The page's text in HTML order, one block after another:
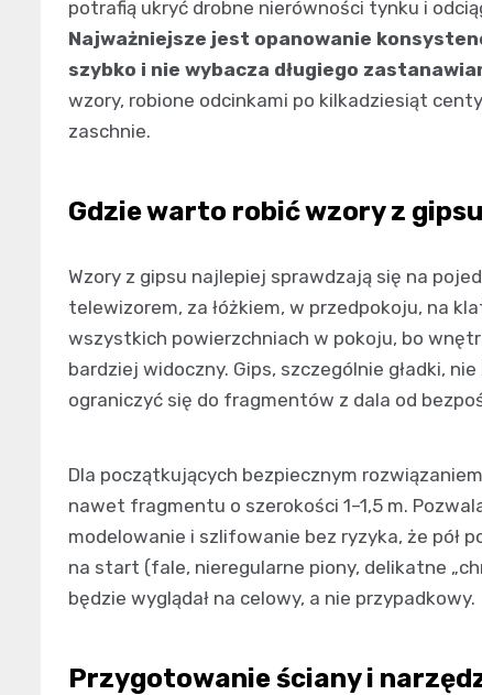
potrafią ukryć drobne nierówności tynku i
Najważniejsze jest opanowanie
szybko i nie wybacza długiego
wzory, robione odcinkami po kilkadziesiąt
zaschnie.
Gdzie warto robić wzory z
Wzory z gipsu najlepiej sprawdzają się na
telewizorem, za łóżkiem, w przedpokoju, na
wszystkich powierzchniach w pokoju, bo
bardziej widoczny. Gips, szczególnie gładki,
ograniczyć się do fragmentów z dala od
Dla początkujących bezpiecznym
nawet fragmentu o szerokości 1–1,5 m.
modelowanie i szlifowanie bez ryzyka, że pół
na start (fale, nieregularne piony, delikatne
będzie wyglądał na celowy, a nie przypadkowy.
Przygotowanie ściany i